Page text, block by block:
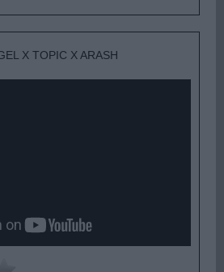
X TOPIC X ARASH